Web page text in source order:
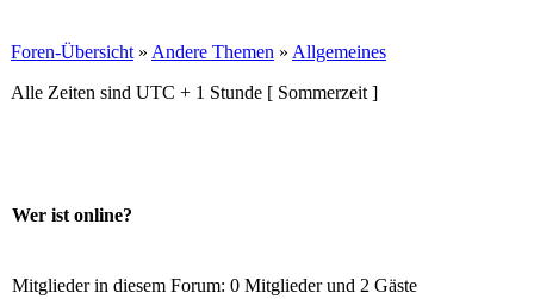
Foren-Übersicht » Andere Themen » Allgemeines
Alle Zeiten sind UTC + 1 Stunde [ Sommerzeit ]
Wer ist online?
Mitglieder in diesem Forum: 0 Mitglieder und 2 Gäste